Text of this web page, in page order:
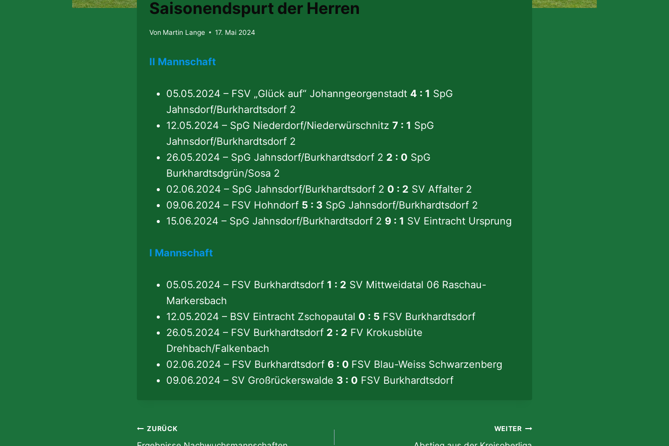
Saisonendspurt der Herren
Von Martin Lange 17. Mai 2024
II Mannschaft
05.05.2024 – FSV „Glück auf“ Johanngeorgenstadt 4 : 1 SpG
Jahnsdorf/Burkhardtsdorf 2
12.05.2024 – SpG Niederdorf/Niederwürschnitz 7 : 1 SpG
Jahnsdorf/Burkhardtsdorf 2
26.05.2024 – SpG Jahnsdorf/Burkhardtsdorf 2 2 : 0 SpG
Burkhardtsdgrün/Sosa 2
02.06.2024 – SpG Jahnsdorf/Burkhardtsdorf 2 0 : 2 SV Affalter 2
09.06.2024 – FSV Hohndorf 5 : 3 SpG Jahnsdorf/Burkhardtsdorf 2
15.06.2024 – SpG Jahnsdorf/Burkhardtsdorf 2 9 : 1 SV Eintracht Ursprung
I Mannschaft
05.05.2024 – FSV Burkhardtsdorf 1 : 2 SV Mittweidatal 06 Raschau-
Markersbach
12.05.2024 – BSV Eintracht Zschopautal 0 : 5 FSV Burkhardtsdorf
26.05.2024 – FSV Burkhardtsdorf 2 : 2 FV Krokusblüte
Drehbach/Falkenbach
02.06.2024 – FSV Burkhardtsdorf 6 : 0 FSV Blau-Weiss Schwarzenberg
09.06.2024 – SV Großrückerswalde 3 : 0 FSV Burkhardtsdorf
Beitragsnavigation
ZURÜCK WEITER